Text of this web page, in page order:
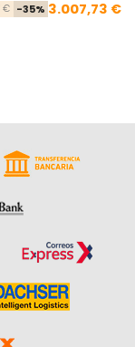
€ -35% 3.007,73 €